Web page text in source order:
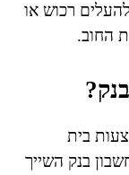
רכוש או
החוב.
בית
בנק השייך